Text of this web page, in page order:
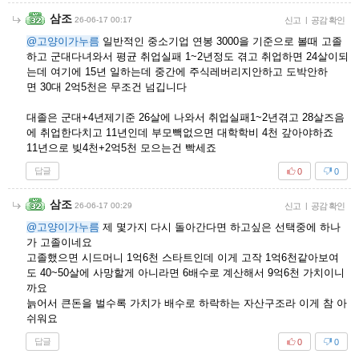
삼조 26-06-17 00:17 신고 | 공감 확인
@고양이가누름 일반적인 중소기업 연봉 3000을 기준으로 볼때 고졸
하고 군대다녀와서 평균 취업실패 1~2년정도 겪고 취업하면 24살이되
는데 여기에 15년 일하는데 중간에 주식레버리지안하고 도박안하
면 30대 2억5천은 무조건 넘깁니다
대졸은 군대+4년제기준 26살에 나와서 취업실패1~2년겪고 28살즈음
에 취업한다치고 11년인데 부모빽없으면 대학학비 4천 갚아야하죠
11년으로 빚4천+2억5천 모으는건 빡세죠
답글 0
0
삼조 26-06-17 00:29 신고 | 공감 확인
@고양이가누름 제 몇가지 다시 돌아간다면 하고싶은 선택중에 하나
가 고졸이네요
고졸했으면 시드머니 1억6천 스타트인데 이게 고작 1억6천같아보여
도 40~50살에 사망할게 아니라면 6배수로 계산해서 9억6천 가치이니
까요
늙어서 큰돈을 벌수록 가치가 배수로 하락하는 자산구조라 이게 참 아
쉬워요
답글 0
0